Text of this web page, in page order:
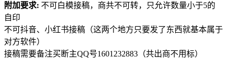
附加要求: 不可白模接稿，商共不可转，只允许数量小于5的
自印
不可抖音、小红书接稿（这两个地方只要发了东西就基本属于
对方软件）
接稿需要备注买断主QQ号1601232883（共出商不用标）